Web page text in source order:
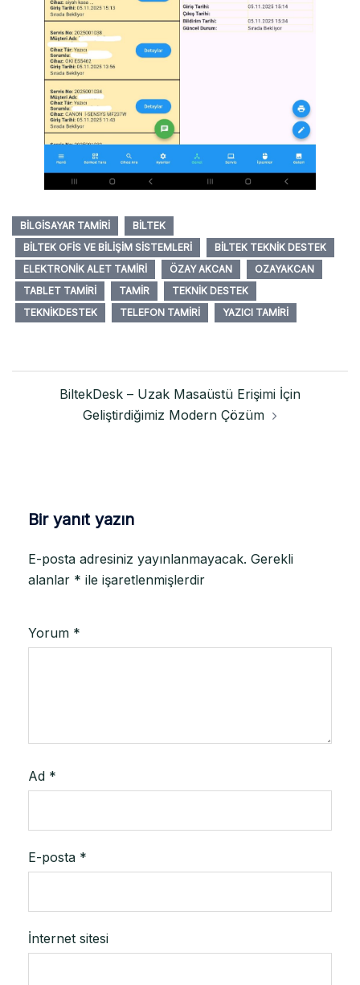
BILGISAYAR TAMIRI
BILTEK
BILTEK OFIS VE BILIŞIM SISTEMLERI
BILTEK TEKNIK DESTEK
ELEKTRONIK ALET TAMIRI
ÖZAY AKCAN
OZAYAKCAN
TABLET TAMIRI
TAMIR
TEKNIK DESTEK
TEKNIKDESTEK
TELEFON TAMIRI YAZICI TAMIRI
BiltekDesk – Uzak Masaüstü Erişimi İçin
Geliştirdiğimiz Modern Çözüm
Bir yanıt yazın
E-posta adresiniz yayınlanmayacak. Gerekli
alanlar * ile işaretlenmişlerdir
Yorum *
Ad *
E-posta *
İnternet sitesi